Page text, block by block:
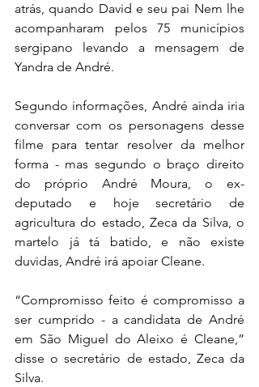
atrás, quando David e seu pai Nem lhe
acompanharam pelos 75 municípios
sergipano levando a mensagem de
Yandra de André.
Segundo informações, André ainda iria
conversar com os personagens desse
filme para tentar resolver da melhor
forma - mas segundo o braço direito
do próprio André Moura, o ex-
deputado e hoje secretário de
agricultura do estado, Zeca da Silva, o
martelo já tá batido, e não existe
duvidas, André irá apoiar Cleane.
“Compromisso feito é compromisso a
ser cumprido - a candidata de André
em São Miguel do Aleixo é Cleane,”
disse o secretário de estado, Zeca da
Silva.